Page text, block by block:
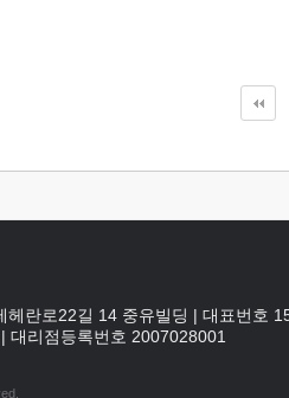
헤란로22길 14 중유빌딩 | 대표번호
| 대리점등록번호 2007028001